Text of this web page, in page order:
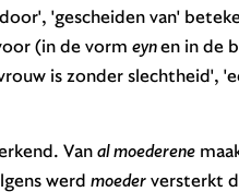
'gescheiden van'
(in de vorm eynen in de
is zonder slechtheid',
Vanal moederene
werd moederversterkt